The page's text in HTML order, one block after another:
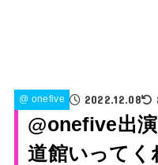
@ onefive 2022.12.08
@onefive出
道館いって